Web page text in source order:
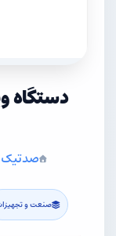
دستگاه
صدتیک
صنعت و